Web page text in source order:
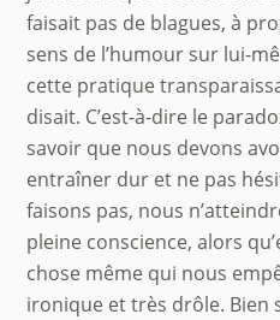
faisait pas de blagues, à
sens de l’humour sur lui-
cette pratique
disait. C’est-à-dire le
savoir que nous devons
entraîner dur et ne pas
faisons pas, nous
pleine conscience, alors
chose même qui nous
ironique et très drôle. Bien